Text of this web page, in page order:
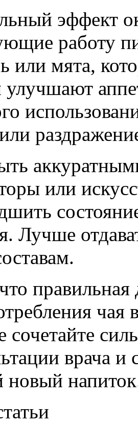
эффект
работу
или мята,
или
Лучше
чая
сочетайте
врача и
новый